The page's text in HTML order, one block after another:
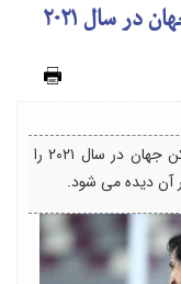
در سال ۲۰۲۱
فدراسیون تاریخ و آمار نامزدهای بهترین بازیکن جهان در سال ۲۰۲۱ را
آن دیده می شود.